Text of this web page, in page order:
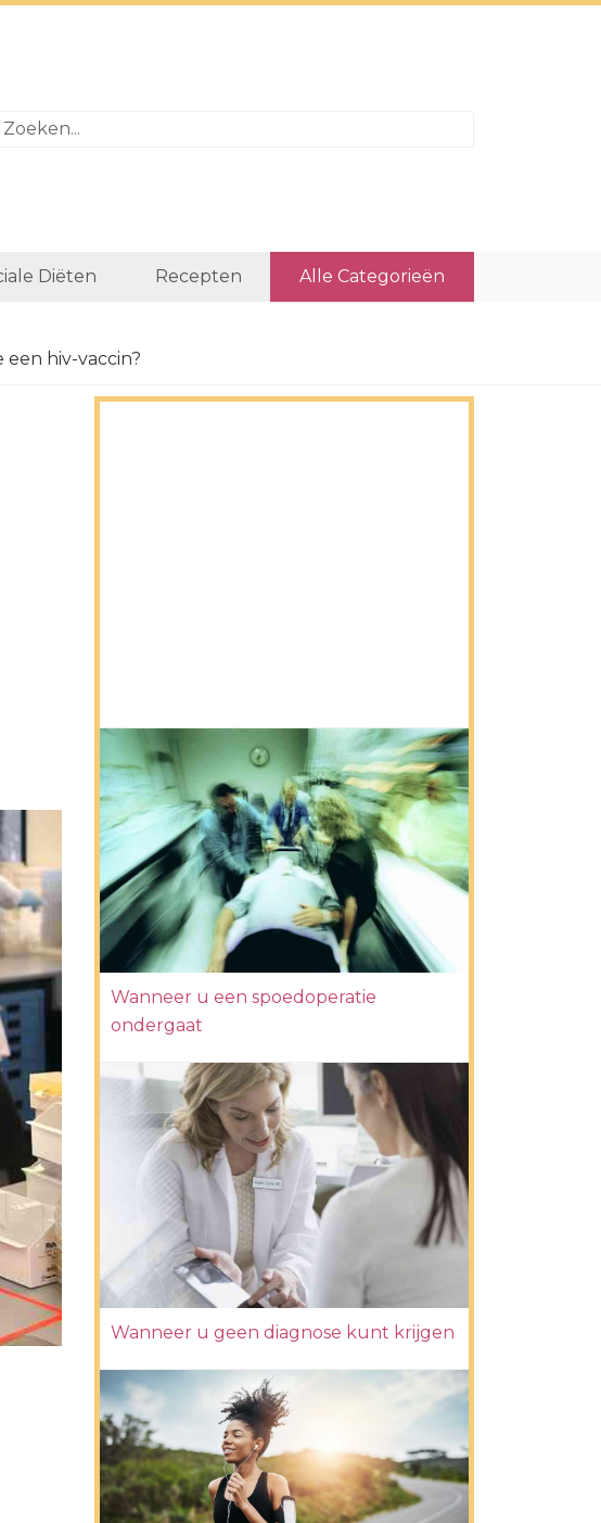
Diëten Recepten Alle Categorieën
een hiv-vaccin?
Wanneer u een spoedoperatie
ondergaat
Wanneer u geen diagnose kunt krijgen